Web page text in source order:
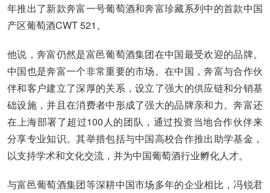
年推出了新款奔富一号葡萄酒和奔富珍藏系列中的首款中国
产区葡萄酒CWT 521。
他说，奔富仍然是富邑葡萄酒集团在中国最受欢迎的品牌。
中国也是奔富一个非常重要的市场。在中国，奔富与合作伙
伴和客户建立了深厚的关系，设立了强大的供应链和分销基
础设施，并且在消费者中形成了强大的品牌亲和力。奔富还
在上海部署了超过100人的团队，通过投资当地合作伙伴来
分享专业知识。其举措包括与中国高校合作推出助学基金，
以支持学术和文化交流，并为中国葡萄酒行业孵化人才。
与富邑葡萄酒集团等深耕中国市场多年的企业相比，冯锐君